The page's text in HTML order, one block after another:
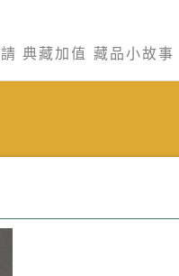
典藏加值 藏品小故事